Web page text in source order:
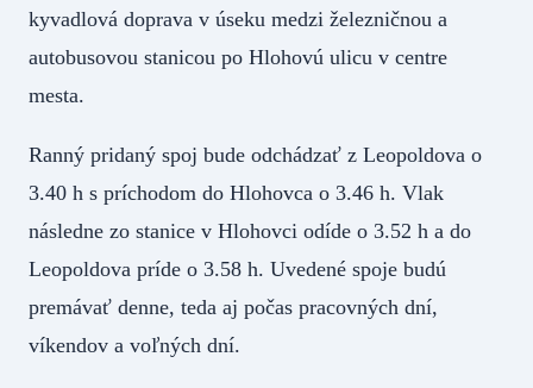
kyvadlová doprava v úseku medzi železničnou a
autobusovou stanicou po Hlohovú ulicu v centre
mesta.
Ranný pridaný spoj bude odchádzať z Leopoldova o
3.40 h s príchodom do Hlohovca o 3.46 h. Vlak
následne zo stanice v Hlohovci odíde o 3.52 h a do
Leopoldova príde o 3.58 h. Uvedené spoje budú
premávať denne, teda aj počas pracovných dní,
víkendov a voľných dní.